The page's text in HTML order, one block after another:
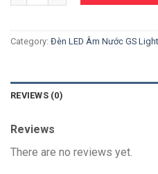
Category: Đèn LED Âm Nước GS
REVIEWS (0)
Reviews
There are no reviews yet.